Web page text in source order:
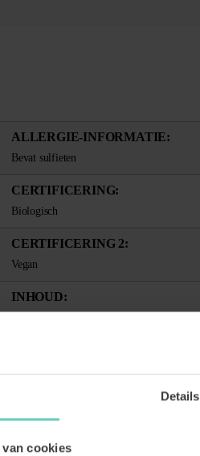
Details
cookies
ALLERGIE-INFORMATIE:
Bevat sulfieten
CERTIFICERING:
Biologisch
CERTIFICERING 2:
Vegan
INHOUD:
Valencia